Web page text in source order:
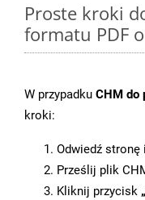
Proste kroki
formatu PDF
W przypadku CHM do
kroki:
Odwiedź stronę
Prześlij plik
Kliknij przycisk